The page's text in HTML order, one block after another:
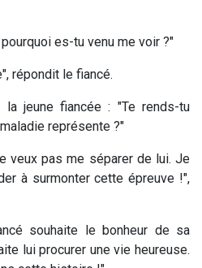
es-tu venu me voir ?"
répondit le fiancé.
jeune fiancée : "Te rends-tu
représente ?"
veux pas me séparer de lui. Je
à surmonter cette épreuve !",
souhaite le bonheur de sa
lui procurer une vie heureuse.